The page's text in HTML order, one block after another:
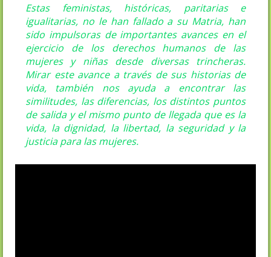
Estas feministas, históricas, paritarias e
igualitarias, no le han fallado a su Matria, han
sido impulsoras de importantes avances en el
ejercicio de los derechos humanos de las
mujeres y niñas desde diversas trincheras.
Mirar este avance a través de sus historias de
vida, también nos ayuda a encontrar las
similitudes, las diferencias, los distintos puntos
de salida y el mismo punto de llegada que es la
vida, la dignidad, la libertad, la seguridad y la
justicia para las mujeres.